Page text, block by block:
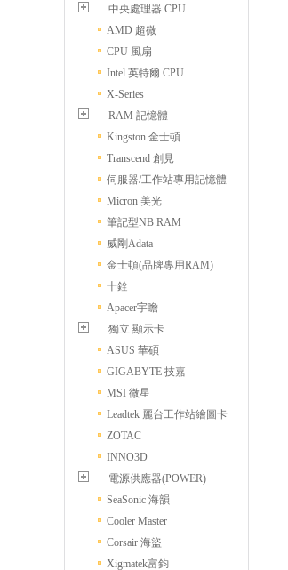
中央處理器 CPU
AMD 超微
CPU 風扇
Intel 英特爾 CPU
X-Series
RAM 記憶體
Kingston 金士頓
Transcend 創見
伺服器/工作站專用記憶體
Micron 美光
筆記型NB RAM
威剛Adata
金士頓(品牌專用RAM)
十銓
Apacer宇瞻
獨立 顯示卡
ASUS 華碩
GIGABYTE 技嘉
MSI 微星
Leadtek 麗台工作站繪圖卡
ZOTAC
INNO3D
電源供應器(POWER)
SeaSonic 海韻
Cooler Master
Corsair 海盜
Xigmatek富鈞